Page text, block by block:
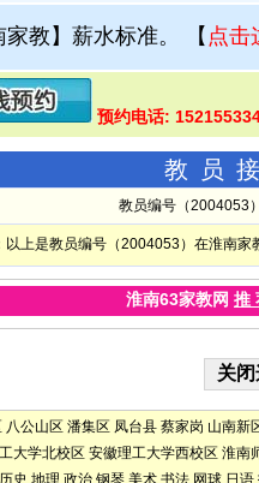
教】薪水标准。 【 点击
预约电话:
教员
教员编号（2004053
以上是教员编号（2004053）在淮南家
淮南63家教网 推
八公山区 潘集区 凤台县 蔡家岗 山南新
大学北校区 安徽理工大学西校区 淮南
历史 地理 政治 钢琴 美术 书法 网球 日语